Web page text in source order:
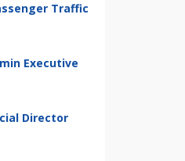
Traffic
Executive
Director